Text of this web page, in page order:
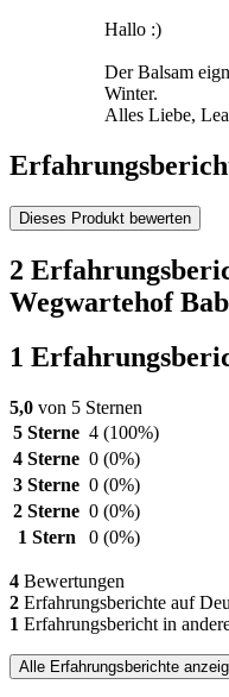
Hallo :)
Der Balsam
Winter.
Alles Liebe, Lea
Dieses Produkt bewerten
2
Wegwartehof
1
5,0 von 5 Sternen
5 Sterne 4 (100%)
4 Sterne 0 (0%)
3 Sterne 0 (0%)
2 Sterne 0 (0%)
1 Stern
0 (0%)
4 Bewertungen
2 Erfahrungsberichte auf
1 Erfahrungsbericht in
Alle Erfahrungsberichte